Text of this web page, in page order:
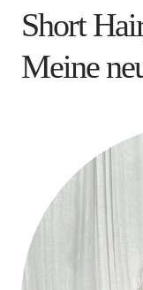
Short
Meine